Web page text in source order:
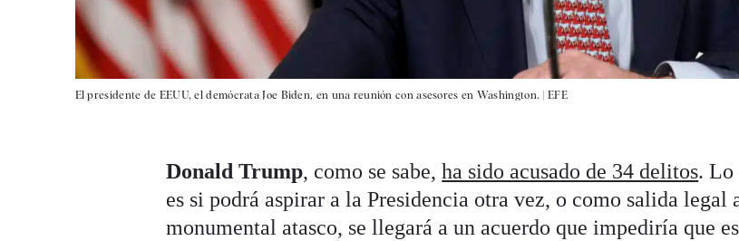
El presidente de EEUU, el demócrata Joe Biden, en una reunión con asesores en Washington. |EFE
Donald Trump, como se sabe,ha sido acusado de 34 delitos. Lo
es si podrá aspirar a la Presidencia otra vez, o como salida legal
monumental atasco, se llegará a un acuerdo que impediría que